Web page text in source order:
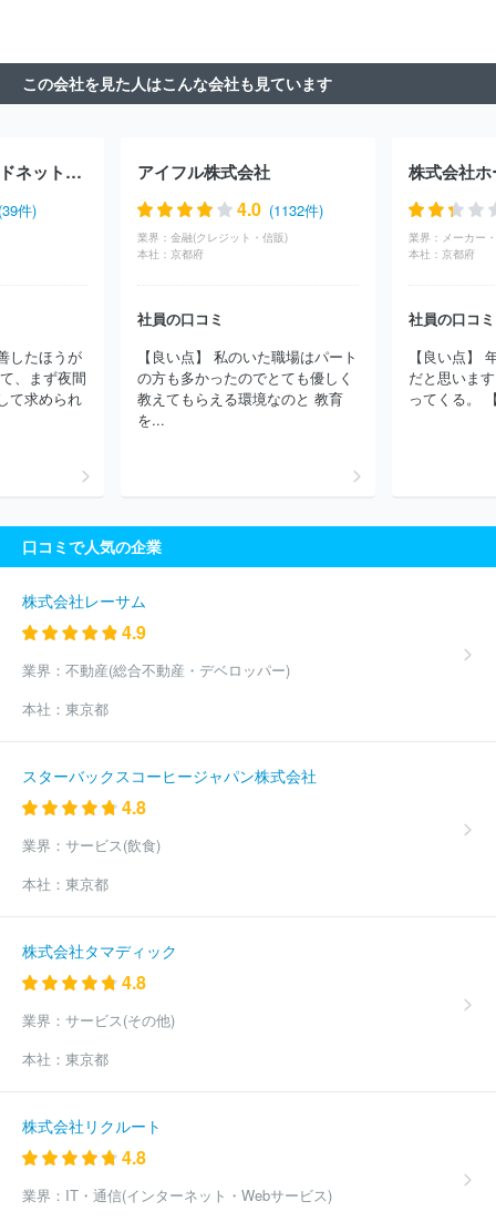
んきんカード
フォルクスワーゲン・ファイナンシャル・サービス・
ジャパン株式会社
株式会社若松屋質店 楽天カード株式会社
式会社森田質店
株式会社ＳＦＣＧ
株式会社ドコモ・ファイナン
ケティング
りそなカード株式会社
全宅住宅ロ
ーン株式会社
アコム株式会社
アメリカン・エキスプレス・イン
有限会社たかみ質店
株式会社オリコプロダクトファイナンス
Ｓ
プレミア株式会社 ポケットカード株式会社
株式会
ュービタス
ビー・エム・ダブリュー・ジャパン・ファイナンス株式
会社
株式会社ジェーシービー（JCB）
株式会社エムアイカード
三菱ＵＦＪニコス株式会社
株式会社ホンダファイナンス
ＡＧビ
立キャピタル株式会社
ＣＢＳフィナンシャルサービス株式会社
会社
株式会社リロ・フィナンシャル・ソリューションズ
東武マ
ーケティング株式会社
社タチバナ屋
株式会社フジ・カードサービス
会社
鈴与ホールディングス株式会社
(204件)
この会社を見た人はこんな会社も見ています
株式会社日本カードネットワーク
件)
したほうが
、まず夜間
て求められ
アイフル株式会社
4.0 (1132件)
業界： 金融(クレジット・信販)
本社： 京都府
社員の口コミ
【良い点】 私のいた職場はパート
の方も多かったのでとても優しく
教えてもらえる環境なのと 教育
を...
株式会社
業界： メーカー
本社： 京都府
社員の口コミ
【良い点】
だと思いま
ってくる。
口コミで人気の企業
株式会社レーサム
4.9
業界： 不動産(総合不動産・デベロッパー)
本社： 東京都
スターバックスコーヒージャパン株式会社
4.8
業界： サービス(飲食)
本社： 東京都
株式会社タマディック
4.8
業界： サービス(その他)
本社： 東京都
株式会社リクルート
4.8
業界： IT・通信(インターネット・Webサービス)